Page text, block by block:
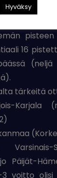
jäljellä,
16
tärkeitä
Karjala
Varsinais-
Päijät-
3 voitto
Hyväksy